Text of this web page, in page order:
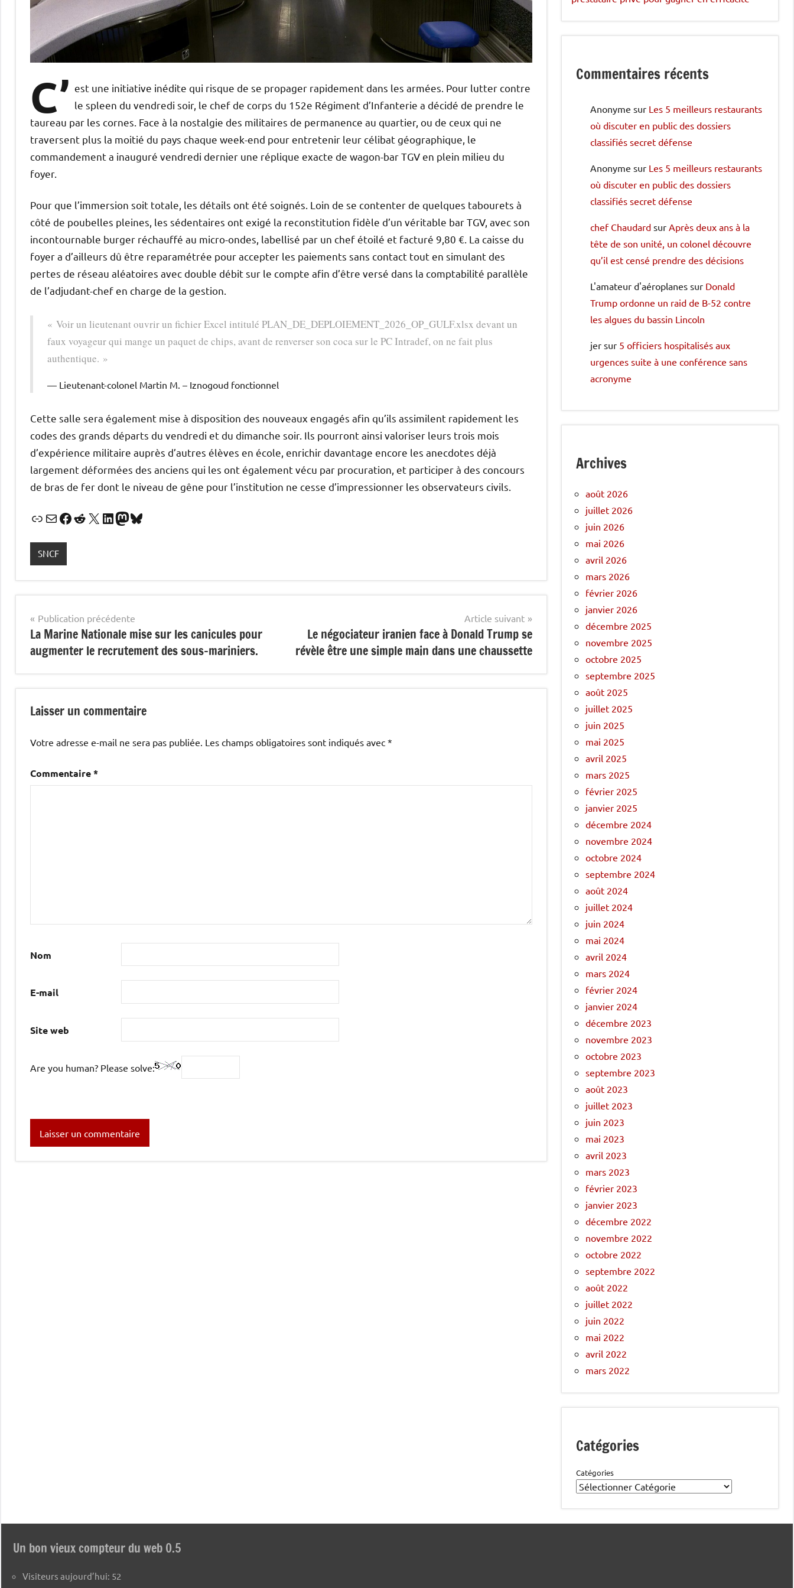
C’ est une initiative inédite qui risque de se propager rapidement dans les armées. Pour lutter contre
le spleen du vendredi soir, le chef de corps du 152e Régiment d’Infanterie a décidé de prendre le
taureau par les cornes. Face à la nostalgie des militaires de permanence au quartier, ou de ceux qui ne
traversent plus la moitié du pays chaque week-end pour entretenir leur célibat géographique, le
commandement a inauguré vendredi dernier une réplique exacte de wagon-bar TGV en plein milieu du
foyer.
Pour que l’immersion soit totale, les détails ont été soignés. Loin de se contenter de quelques tabourets à
côté de poubelles pleines, les sédentaires ont exigé la reconstitution fidèle d’un véritable bar TGV, avec son
incontournable burger réchauffé au micro-ondes, labellisé par un chef étoilé et facturé 9,80 €. La caisse du
foyer a d’ailleurs dû être reparamétrée pour accepter les paiements sans contact tout en simulant des
pertes de réseau aléatoires avec double débit sur le compte afin d’être versé dans la comptabilité parallèle
de l’adjudant-chef en charge de la gestion.
« Voir un lieutenant ouvrir un fichier Excel intitulé PLAN_DE_DEPLOIEMENT_2026_OP_GULF.xlsx devant un
faux voyageur qui mange un paquet de chips, avant de renverser son coca sur le PC Intradef, on ne fait plus
authentique. »
Lieutenant-colonel Martin M. – Iznogoud fonctionnel
Cette salle sera également mise à disposition des nouveaux engagés afin qu’ils assimilent rapidement les
codes des grands départs du vendredi et du dimanche soir. Ils pourront ainsi valoriser leurs trois mois
d’expérience militaire auprès d’autres élèves en école, enrichir davantage encore les anecdotes déjà
largement déformées des anciens qui les ont également vécu par procuration, et participer à des concours
de bras de fer dont le niveau de gêne pour l’institution ne cesse d’impressionner les observateurs civils.
LienE-mailFacebook
Reddit
X LinkedIn
Mastodon
Bluesky
SNCF
Navigation
de
l’article
Publication précédente
La Marine Nationale mise sur les canicules pour
augmenter le recrutement des sous-mariniers.
Article suivant
Le négociateur iranien face à Donald Trump se
révèle être une simple main dans une chaussette
Laisser un commentaire
Votre adresse e-mail ne sera pas publiée. Les champs obligatoires sont indiqués avec *
Commentaire*
Nom
E-mail
Site web
Are you human? Please solve:
Commentaires récents
Anonyme sur Les 5 meilleurs restaurants
où discuter en public des dossiers
classifiés secret défense
Anonyme sur Les 5 meilleurs restaurants
où discuter en public des dossiers
classifiés secret défense
chef Chaudard sur Après deux ans à la
tête de son unité, un colonel découvre
qu’il est censé prendre des décisions
L'amateur d'aéroplanes sur Donald
Trump ordonne un raid de B-52 contre
les algues du bassin Lincoln
jer sur 5 officiers hospitalisés aux
urgences suite à une conférence sans
acronyme
Archives
août 2026
juillet 2026
juin 2026
mai 2026
avril 2026
mars 2026
février 2026
janvier 2026
décembre 2025
novembre 2025
octobre 2025
septembre 2025
août 2025
juillet 2025
juin 2025
mai 2025
avril 2025
mars 2025
février 2025
janvier 2025
décembre 2024
novembre 2024
octobre 2024
septembre 2024
août 2024
juillet 2024
juin 2024
mai 2024
avril 2024
mars 2024
février 2024
janvier 2024
décembre 2023
novembre 2023
octobre 2023
septembre 2023
août 2023
juillet 2023
juin 2023
mai 2023
avril 2023
mars 2023
février 2023
janvier 2023
décembre 2022
novembre 2022
octobre 2022
septembre 2022
août 2022
juillet 2022
juin 2022
mai 2022
avril 2022
mars 2022
Catégories
Catégories
Un bon vieux compteur du web 0.5
Visiteurs aujourd’hui: 52